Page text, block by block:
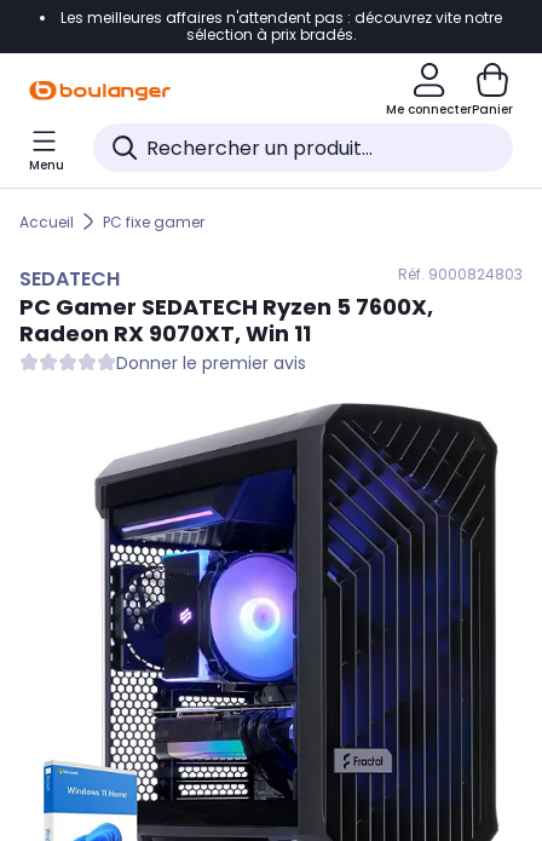
Accéder directement à la navigation
Accéder directement au pied de page
Accéder directement au chatbot
Les meilleures affaires n'attendent pas : découvrez vite notre
sélection à prix bradés.
Me connecterPanier
Menu
Accueil PC fixe gamer
SEDATECH Réf. 9000824803
PC Gamer SEDATECH Ryzen 5 7600X,
Radeon RX 9070XT, Win 11
Donner le premier avis